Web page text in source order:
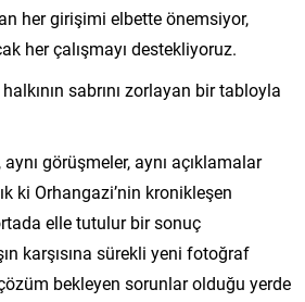
her girişimi elbette önemsiyor,
her çalışmayı destekliyoruz.
sabrını zorlayan bir tabloyla
aynı görüşmeler, aynı açıklamalar
ki Orhangazi’nin kronikleşen
elle tutulur bir sonuç
karşısına sürekli yeni fotoğraf
bekleyen sorunlar olduğu yerde